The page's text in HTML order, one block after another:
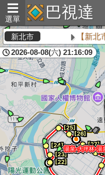
選單 巴視達
新北市 【新北
2026-08-08(六) 21:16:09